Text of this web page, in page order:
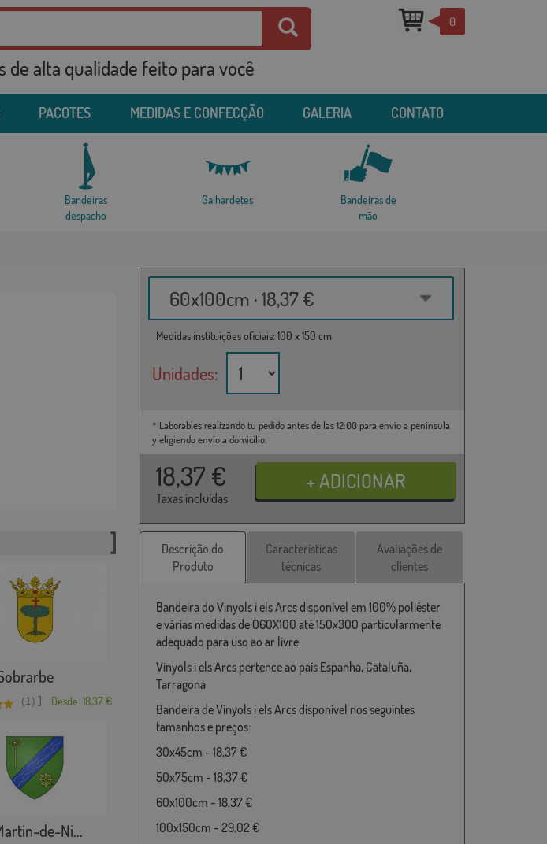
de alta qualidade feito para você
0
PACOTES MEDIDAS E CONFECÇÃO GALERIA CONTATO
Bandeiras
despacho
Galhardetes
Bandeiras de
mão
60x100cm · 18,37 €
Medidas instituições oficiais: 100 x 150 cm
Unidades:
* Laborables realizando tu pedido antes de las 12:00 para envío a península
y eligiendo envío a domicilio.
18,37 €
Taxas incluídas
(1) ] Desde: 18,37 €
de-Ni...
Descrição do
Produto
Características
técnicas
Avaliações de
clientes
Bandeira do Vinyols i els Arcs disponível em 100% poliéster
e várias medidas de 060X100 até 150x300 particularmente
adequado para uso ao ar livre.
Vinyols i els Arcs pertence ao país Espanha, Cataluña,
Tarragona
Bandeira de Vinyols i els Arcs disponível nos seguintes
tamanhos e preços:
30x45cm - 18,37 €
50x75cm - 18,37 €
60x100cm - 18,37 €
100x150cm - 29,02 €